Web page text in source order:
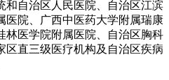
和自治区人民医院、自治区江滨
医院、广西中医药大学附属瑞康
林医学院附属医院、自治区胸科
区直三级医疗机构及自治区疾病